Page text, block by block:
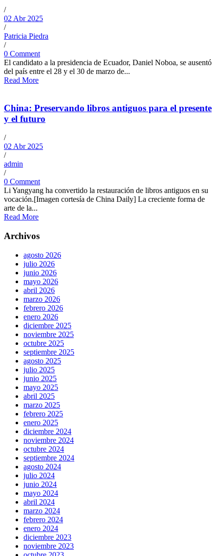
/
02 Abr 2025
/
Patricia Piedra
/
0 Comment
El candidato a la presidencia de Ecuador, Daniel Noboa, se ausentó
del país entre el 28 y el 30 de marzo de...
Read More
China: Preservando libros antiguos para el presente
y el futuro
/
02 Abr 2025
/
admin
/
0 Comment
Li Yangyang ha convertido la restauración de libros antiguos en su
vocación.[Imagen cortesía de China Daily] La creciente forma de
arte de la...
Read More
Archivos
agosto 2026
julio 2026
junio 2026
mayo 2026
abril 2026
marzo 2026
febrero 2026
enero 2026
diciembre 2025
noviembre 2025
octubre 2025
septiembre 2025
agosto 2025
julio 2025
junio 2025
mayo 2025
abril 2025
marzo 2025
febrero 2025
enero 2025
diciembre 2024
noviembre 2024
octubre 2024
septiembre 2024
agosto 2024
julio 2024
junio 2024
mayo 2024
abril 2024
marzo 2024
febrero 2024
enero 2024
diciembre 2023
noviembre 2023